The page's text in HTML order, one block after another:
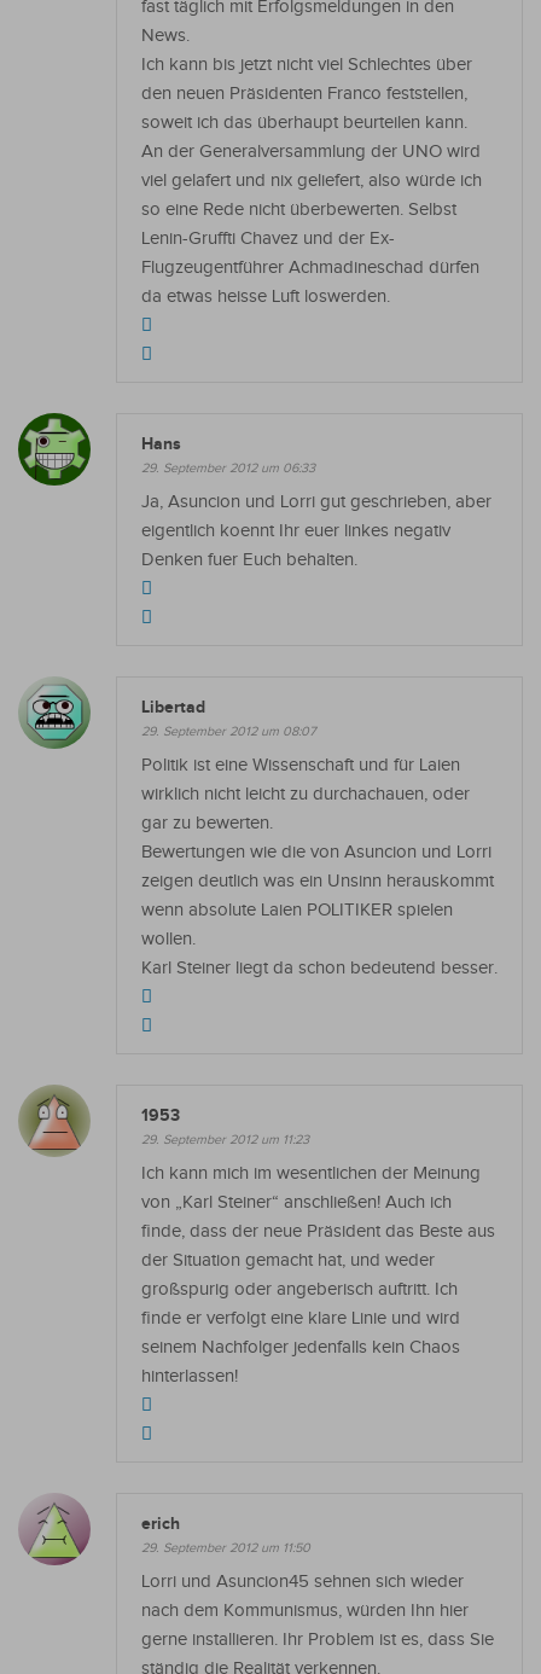
fast täglich mit Erfolgsmeldungen in den
News.
Ich kann bis jetzt nicht viel Schlechtes über
den neuen Präsidenten Franco feststellen,
soweit ich das überhaupt beurteilen kann.
An der Generalversammlung der UNO wird
viel gelafert und nix geliefert, also würde ich
so eine Rede nicht überbewerten. Selbst
Lenin-Gruffti Chavez und der Ex-
Flugzeugentführer Achmadineschad dürfen
da etwas heisse Luft loswerden.
Hans
29. September 2012 um 06:33
Ja, Asuncion und Lorri gut geschrieben, aber
eigentlich koennt Ihr euer linkes negativ
Denken fuer Euch behalten.
Libertad
29. September 2012 um 08:07
Politik ist eine Wissenschaft und für Laien
wirklich nicht leicht zu durchachauen, oder
gar zu bewerten.
Bewertungen wie die von Asuncion und Lorri
zeigen deutlich was ein Unsinn herauskommt
wenn absolute Laien POLITIKER spielen
wollen.
Karl Steiner liegt da schon bedeutend besser.
1953
29. September 2012 um 11:23
Ich kann mich im wesentlichen der Meinung
von „Karl Steiner“ anschließen! Auch ich
finde, dass der neue Präsident das Beste aus
der Situation gemacht hat, und weder
großspurig oder angeberisch auftritt. Ich
finde er verfolgt eine klare Linie und wird
seinem Nachfolger jedenfalls kein Chaos
hinterlassen!
erich
29. September 2012 um 11:50
Lorri und Asuncion45 sehnen sich wieder
nach dem Kommunismus, würden Ihn hier
gerne installieren. Ihr Problem ist es, dass Sie
ständig die Realität verkennen.